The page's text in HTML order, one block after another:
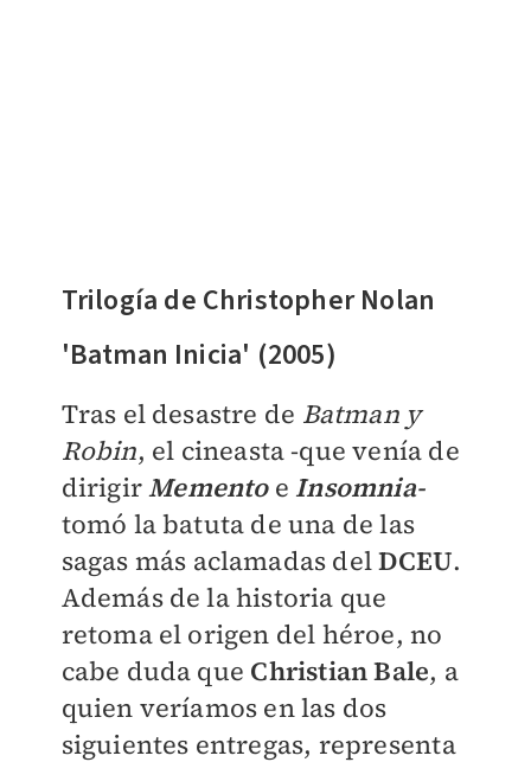
Trilogía de Christopher Nolan
'Batman Inicia' (2005)
Tras el desastre de Batman y
Robin, el cineasta -que venía de
dirigirMementoe Insomnia-
tomó la batuta de una de las
sagas más aclamadas delDCEU.
Además de la historia que
retoma el origen del héroe, no
cabe duda que Christian Bale, a
quien veríamos en las dos
siguientes entregas, representa